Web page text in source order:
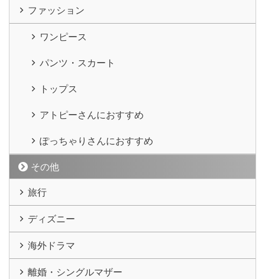
ファッション
ワンピース
パンツ・スカート
トップス
アトピーさんにおすすめ
ぽっちゃりさんにおすすめ
その他
旅行
ディズニー
海外ドラマ
離婚・シングルマザー